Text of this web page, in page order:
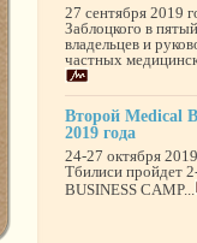
27 сентября 2019
Заблоцкого в
владельцев и
частных
Второй Medical
2019 года
24-27 октября 2019
Тбилиси пройдет
BUSINESS CAMP...